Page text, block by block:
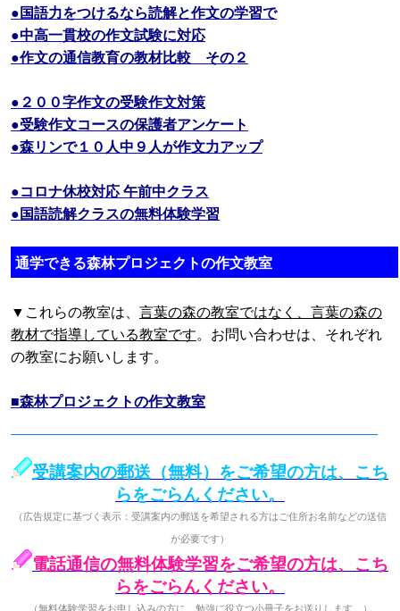
●国語力をつけるなら読解と作文の学習で
●中高一貫校の作文試験に対応
●作文の通信教育の教材比較 その２
●２００字作文の受験作文対策
●受験作文コースの保護者アンケート
●森リンで１０人中９人が作文力アップ
●コロナ休校対応 午前中クラス
●国語読解クラスの無料体験学習
通学できる森林プロジェクトの作文教室
▼これらの教室は、 言葉の森の教室ではなく、言葉の森の
教材で指導している教室です。お問い合わせは、それぞれ
の教室にお願いします。
■森林プロジェクトの作文教室
受講案内の郵送（無料）をご希望の方は、こち
らをごらんください。
（広告規定に基づく表示：受講案内の郵送を希望される方はご住所お名前などの送信
が必要です）
電話通信の無料体験学習をご希望の方は、こち
らをごらんください。
（無料体験学習をお申し込みの方に、勉強に役立つ小冊子をお送りします。）